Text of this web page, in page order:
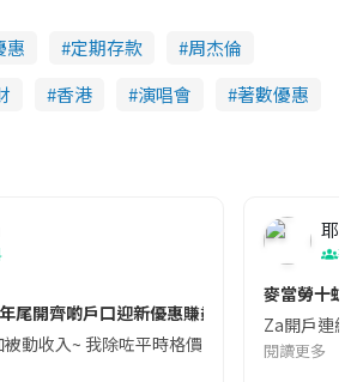
惠 定期存款
周杰倫
香港 演唱會 著數優惠
尾開齊啲戶口迎新優惠賺盡未？
被動收入~ 我除咗平時格價留意邊啲抵買､有
耶紫
著
麥當勞十蚊
Za開戶連結
閱讀更多